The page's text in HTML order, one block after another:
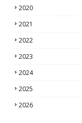
2020
2021
2022
2023
2024
2025
2026